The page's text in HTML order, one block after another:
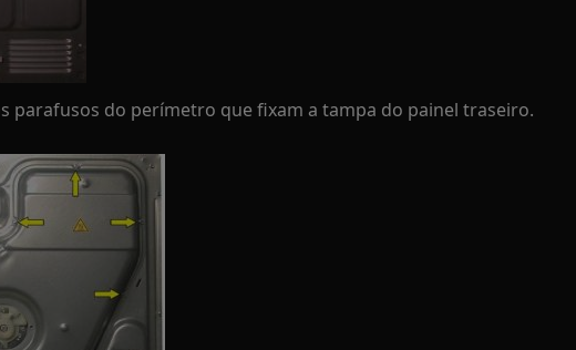
parafusos do perímetro que fixam a tampa do painel traseiro.